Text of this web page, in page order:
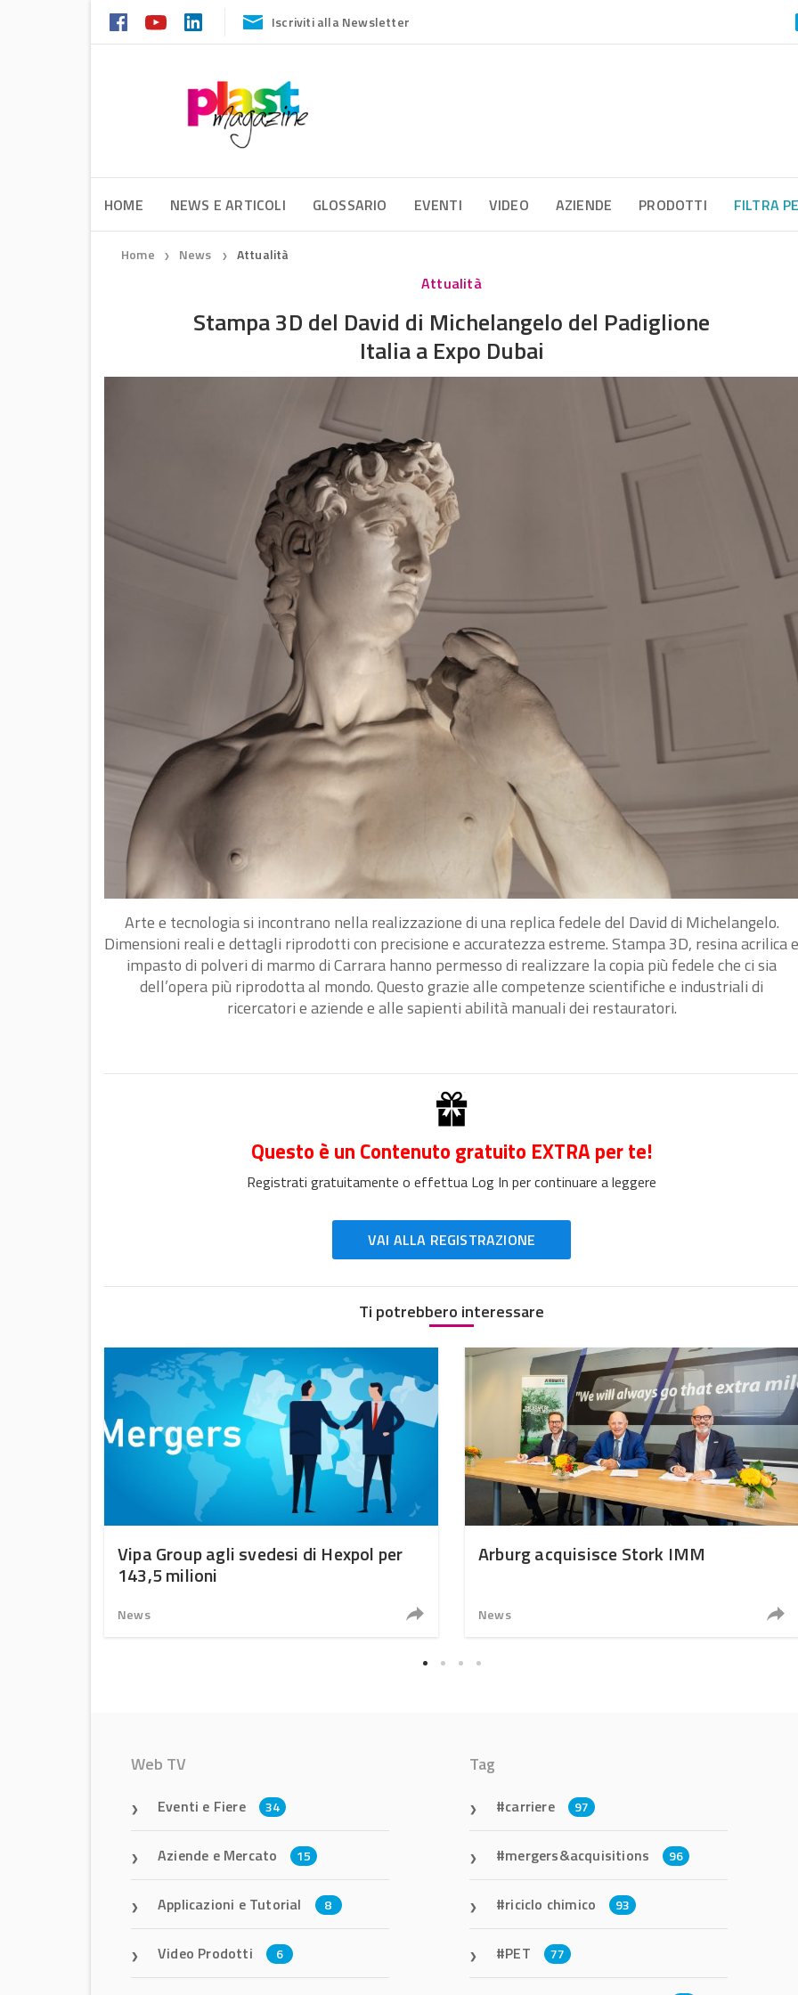
Iscriviti alla Newsletter
HOME NEWS E ARTICOLI GLOSSARIO EVENTI VIDEO AZIENDE PRODOTTI FILTRA
Home ❯ News ❯ Attualità
Attualità
Stampa 3D del David di Michelangelo del Padiglione
Italia a Expo Dubai
Arte e tecnologia si incontrano nella realizzazione di una replica fedele del David di Michelangelo.
Dimensioni reali e dettagli riprodotti con precisione e accuratezza estreme. Stampa 3D, resina acrilica e
impasto di polveri di marmo di Carrara hanno permesso di realizzare la copia più fedele che ci sia
dell’opera più riprodotta al mondo. Questo grazie alle competenze scientifiche e industriali di
ricercatori e aziende e alle sapienti abilità manuali dei restauratori.
Questo è un Contenuto gratuito EXTRA per te!
Registrati gratuitamente o effettua Log In per continuare a leggere
VAI ALLA REGISTRAZIONE
Ti potrebbero interessare
Vipa Group agli svedesi di Hexpol per
143,5 milioni
News
Arburg acquisisce Stork IMM
News
Web TV
Eventi e Fiere 34
Aziende e Mercato 15
Applicazioni e Tutorial 8
Video Prodotti 6
Tag
carriere 97
mergers&acquisitions 96
riciclo chimico 93
PET 77